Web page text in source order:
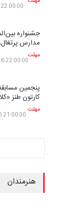
جشنواره
مدارس پرتغال،
مهلت
22:00:00
پنجمین
کارتون طنز
مهلت
21:00:00
هنرمندان